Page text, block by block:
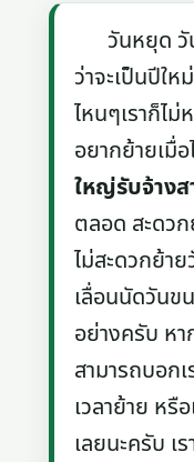
วันหยุด วัน
ว่าจะเป็นปีใ
ไหนๆเราก็ไ
อยากย้ายเมื่
ใหญ่รับจ้างส
ตลอด สะดว
ไม่สะดวกย้า
เลื่อนนัดวันข
อย่างครับ หา
สามารถบอกเ
เวลาย้าย หรื
เลยนะครับ เ